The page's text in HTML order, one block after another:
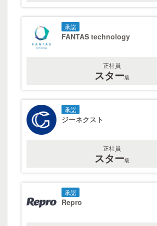
承諾
FANTAS technology
正社員
スター級
承諾
ジーネクスト
正社員
スター級
承諾
Repro